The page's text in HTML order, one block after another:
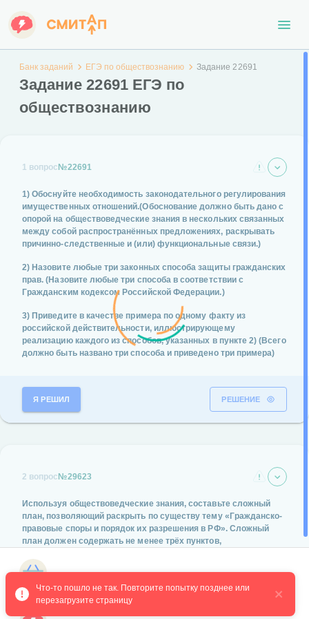
Банк заданий ЕГЭ по обществознанию Задание 22691
Задание 22691 ЕГЭ по
обществознанию
1 вопрос №22691
1) Обоснуйте необходимость законодательного регулирования
имущественных отношений.(Обоснование должно быть дано с
опорой на обществоведческие знания в нескольких связанных
между собой распространённых предложениях, раскрывать
причинно-следственные и (или) функциональные связи.)
2) Назовите любые три законных способа защиты гражданских
прав. (Назовите любые три способа в соответствии с
Гражданским кодексом Российской Федерации.)
3) Приведите в качестве примера по одному факту из
российской действительности, иллюстрирующему
реализацию каждого из способов, указанных в пункте 2) (Всего
должно быть названо три способа и приведено три примера)
Я РЕШИЛ РЕШЕНИЕ
2 вопрос №29623
Используя обществоведческие знания, составьте сложный
план, позволяющий раскрыть по существу тему «Гражданско-
правовые споры и порядок их разрешения в РФ». Сложный
план должен содержать не менее трёх пунктов,
которых два или более детализированы в подпунктах.
должно быть не менее трёх, за исключением случаев, когда с
точки зрения общественных наук возможны только два
подпункта.)
Что-то пошло не так. Повторите попытку позднее или
перезагрузите страницу